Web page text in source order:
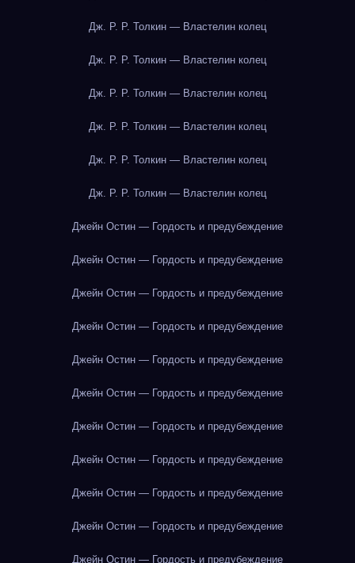
Дж. Р. Р. Толкин — Властелин колец
Дж. Р. Р. Толкин — Властелин колец
Дж. Р. Р. Толкин — Властелин колец
Дж. Р. Р. Толкин — Властелин колец
Дж. Р. Р. Толкин — Властелин колец
Дж. Р. Р. Толкин — Властелин колец
Джейн Остин — Гордость и предубеждение
Джейн Остин — Гордость и предубеждение
Джейн Остин — Гордость и предубеждение
Джейн Остин — Гордость и предубеждение
Джейн Остин — Гордость и предубеждение
Джейн Остин — Гордость и предубеждение
Джейн Остин — Гордость и предубеждение
Джейн Остин — Гордость и предубеждение
Джейн Остин — Гордость и предубеждение
Джейн Остин — Гордость и предубеждение
Джейн Остин — Гордость и предубеждение